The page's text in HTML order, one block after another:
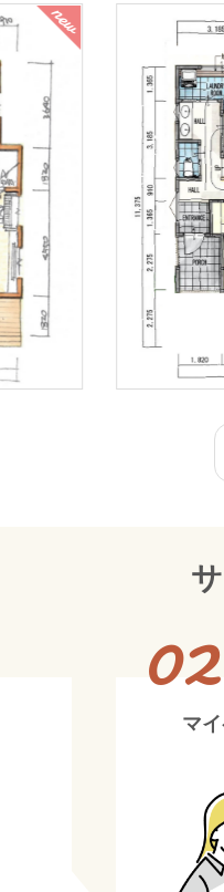
02
マ